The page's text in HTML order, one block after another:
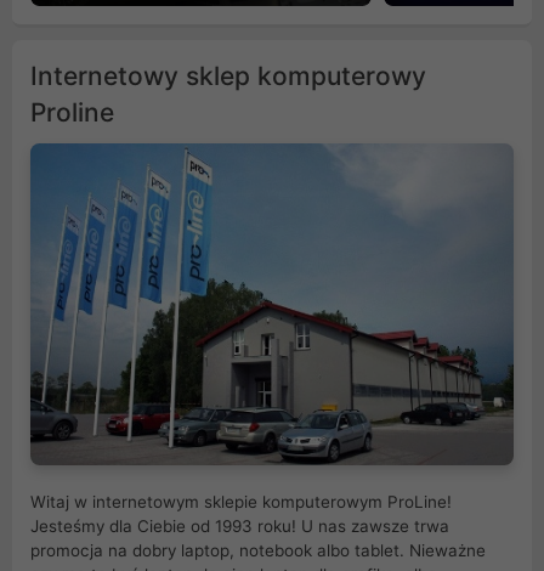
Internetowy sklep komputerowy
Proline
Witaj w internetowym sklepie komputerowym ProLine!
Jesteśmy dla Ciebie od 1993 roku! U nas zawsze trwa
promocja na dobry laptop, notebook albo tablet. Nieważne